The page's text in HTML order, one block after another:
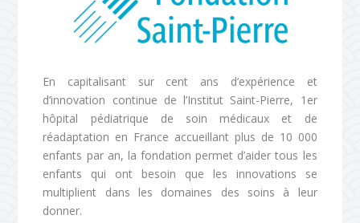
En capitalisant sur cent ans d’expérience et
d’innovation continue de l’Institut Saint-Pierre, 1er
hôpital pédiatrique de soin médicaux et de
réadaptation en France accueillant plus de 10 000
enfants par an, la fondation permet d’aider tous les
enfants qui ont besoin que les innovations se
multiplient dans les domaines des soins à leur
donner.